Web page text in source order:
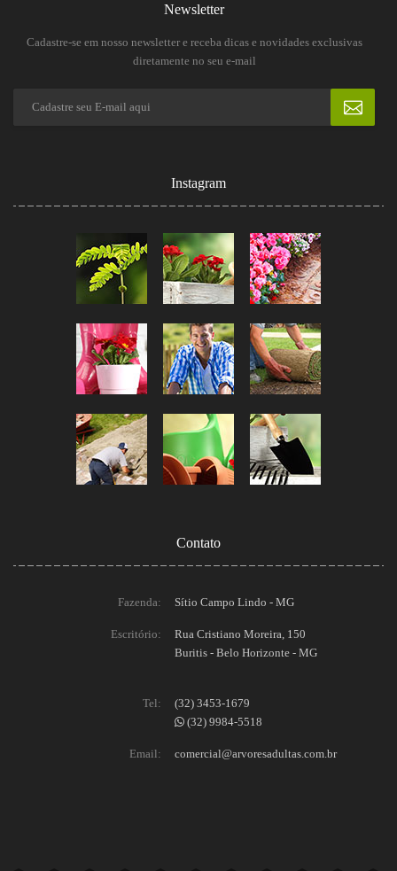
Newsletter
Cadastre-se em nosso newsletter e receba dicas e novidades exclusivas
diretamente no seu e-mail
Instagram
Contato
Fazenda: Sítio Campo Lindo - MG
Escritório:
Rua Cristiano Moreira, 150
Buritis - Belo Horizonte - MG
Tel:
(32) 3453-1679
(32) 9984-5518
Email: comercial@arvoresadultas.com.br